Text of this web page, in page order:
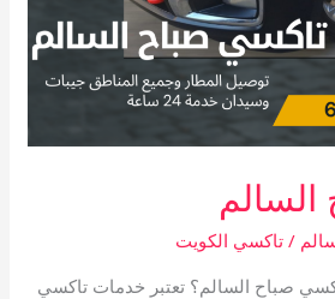
/تاكسي الكويت
صباح السالم؟ تعتبر خدمات تاكسي